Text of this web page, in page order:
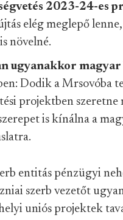
2023-24-es
elég meglepő
növelné.
ugyanakkor magyar
Dodik a Mrsovóba
projektben
is kínálna a
entitás pénzügyi
szerb vezetőt
uniós projektek